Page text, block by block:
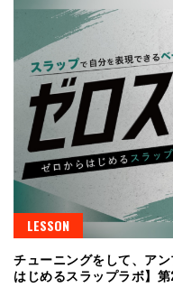
LESSON
チューニングをして、ア
はじめるスラップラボ】